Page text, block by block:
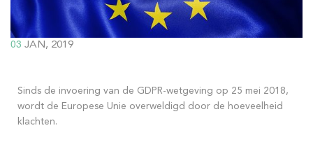
03 JAN, 2019
Sinds de invoering van de GDPR-wetgeving op 25 mei 2018,
wordt de Europese Unie overweldigd door de hoeveelheid
klachten.